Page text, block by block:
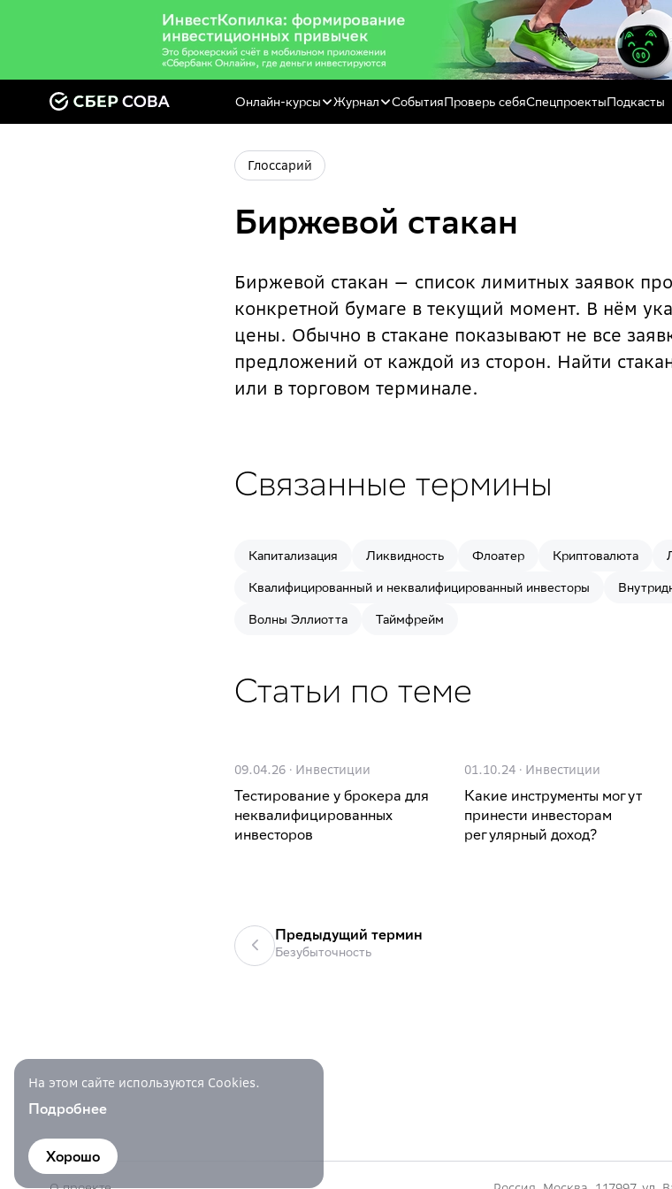
Онлайн-курсы Журнал СобытияПроверь себяСпецпроектыПодкасты
Глоссарий
Биржевой стакан
Биржевой стакан — список лимитных заявок
конкретной бумаге в текущий момент. В нём
цены. Обычно в стакане показывают не все
предложений от каждой из сторон. Найти
или в торговом терминале.
Связанные термины
Капитализация Ликвидность Флоатер Криптовалюта
Квалифицированный и неквалифицированный инвесторы
Волны Эллиотта
Таймфрейм
Статьи по теме
09.04.26 · Инвестиции
Тестирование у брокера для
неквалифицированных
инвесторов
01.10.24 · Инвестиции
Какие инструменты могут
принести инвесторам
регулярный доход?
Предыдущий термин
Безубыточность
На этом сайте используются Cookies.
Подробнее
Хорошо